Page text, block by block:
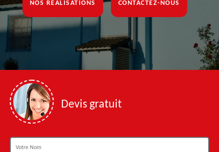
NOS RÉALISATIONS CONTACTEZ-NOUS
Devis gratuit